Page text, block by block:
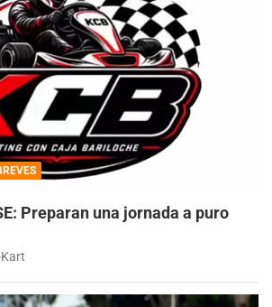
Preparan una jornada a puro
Kart